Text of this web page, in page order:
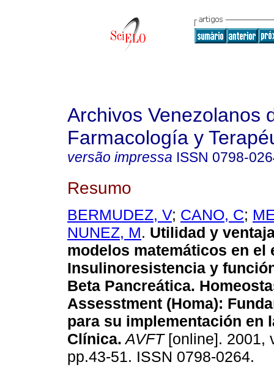
Archivos Venezolanos
Farmacología y
versão impressa ISSN 0798-
Resumo
BERMUDEZ, V; CANO, C;
NUNEZ, M. Utilidad y
modelos matemáticos en el
Insulinoresistencia y
Beta Pancreática.
Assesstment (Homa):
para su implementación en
Clínica. AVFT[online]. 2001,
pp.43-51. ISSN 0798-0264.